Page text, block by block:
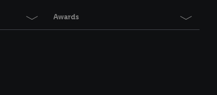
Awards
vergelijkbare
in te